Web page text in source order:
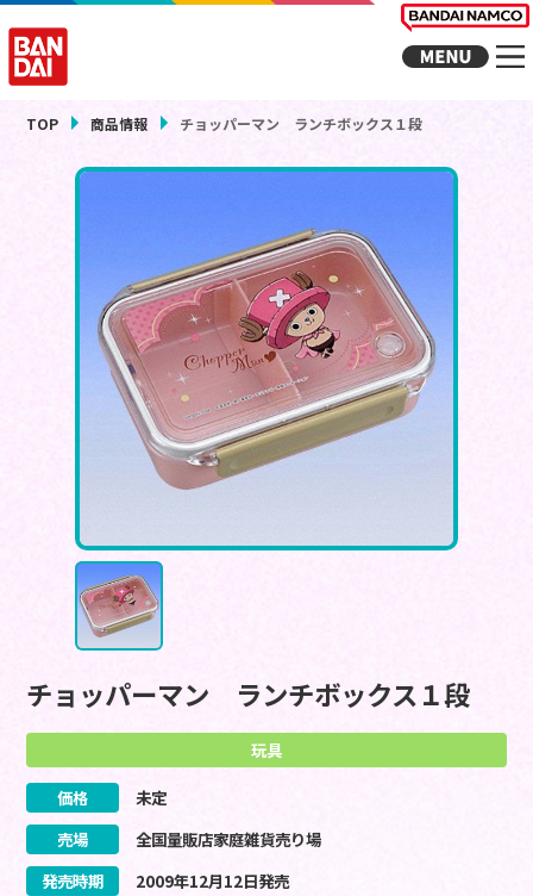
TOP 商品情報 チョッパーマン ランチボックス１段
チョッパーマン ランチボックス１段
玩具
価格
未定
売場
全国量販店家庭雑貨売り場
発売時期
2009年12月12日発売